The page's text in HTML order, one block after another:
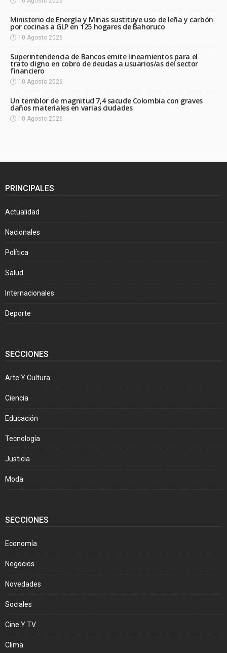
Ministerio de Energía y Minas sustituye uso de leña y carbón
por cocinas a GLP en 125 hogares de Bahoruco
10 Agosto 2026
Superintendencia de Bancos emite lineamientos para el
trato digno en cobro de deudas a usuarios/as del sector
financiero
10 Agosto 2026
Un temblor de magnitud 7,4 sacude Colombia con graves
daños materiales en varias ciudades
10 Agosto 2026
PRINCIPALES
Actualidad
Nacionales
Política
Salud
Internacionales
Deporte
SECCIONES
Arte Y Cultura
Ciencia
Educación
Tecnología
Justicia
Moda
SECCIONES
Economía
Negocios
Novedades
Sociales
Cine Y TV
Clima